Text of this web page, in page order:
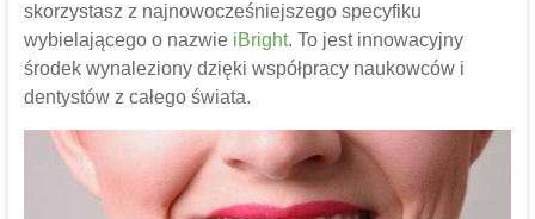
skorzystasz z najnowocześniejszego specyfiku
wybielającego o nazwie iBright. To jest innowacyjny
środek wynaleziony dzięki współpracy naukowców i
dentystów z całego świata.